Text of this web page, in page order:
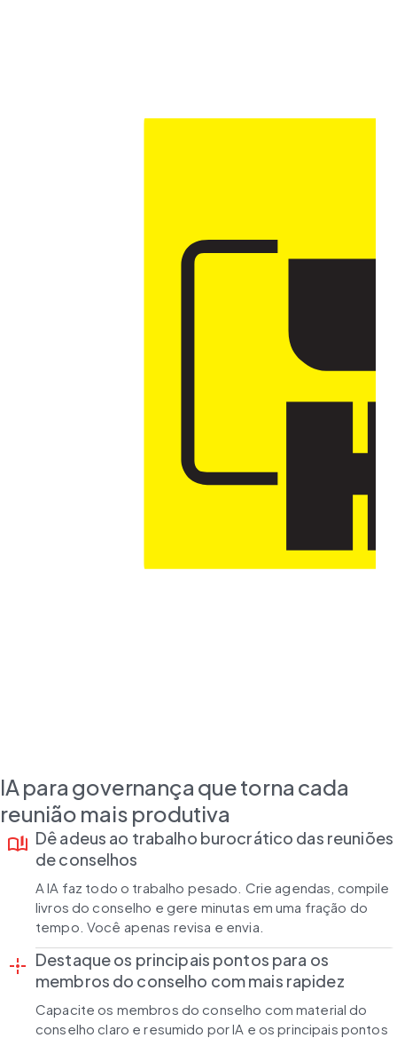
IA para governança que torna cada
reunião mais produtiva
book_ribbon Dê adeus ao trabalho burocrático das reuniões
de conselhos
A IA faz todo o trabalho pesado. Crie agendas, compile
livros do conselho e gere minutas em uma fração do
tempo. Você apenas revisa e envia.
point_scan Destaque os principais pontos para os
membros do conselho com mais rapidez
Capacite os membros do conselho com material do
conselho claro e resumido por IA e os principais pontos